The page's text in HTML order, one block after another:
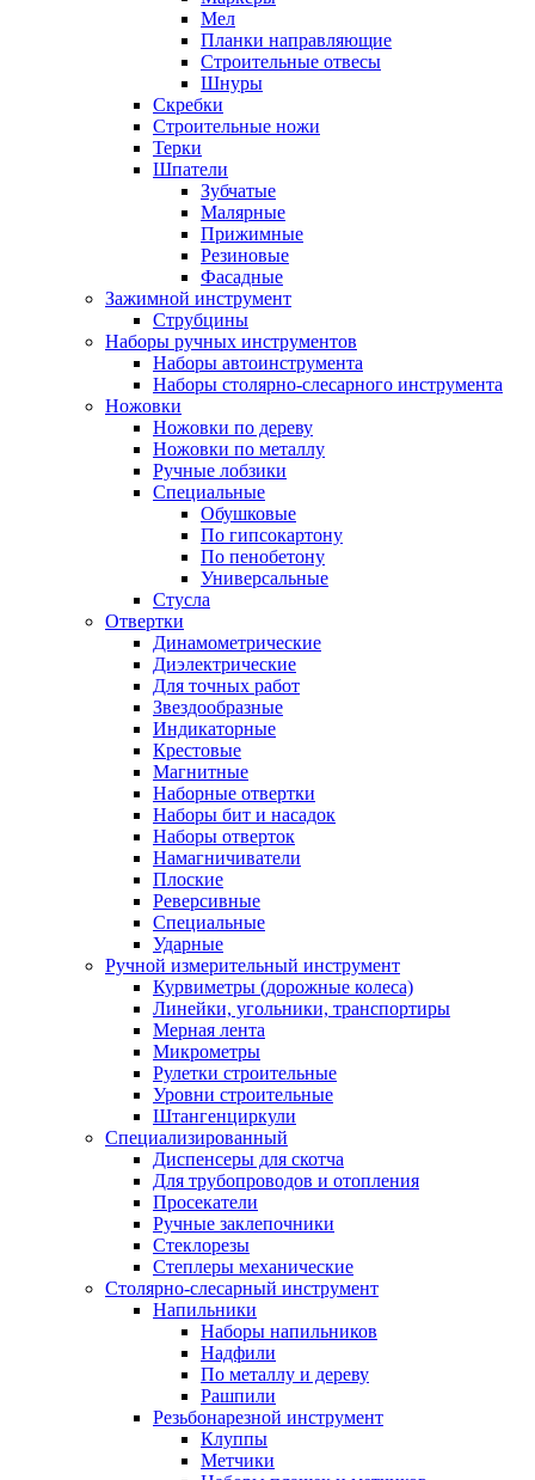
Мел
Планки направляющие
Строительные отвесы
Шнуры
Скребки
Строительные ножи
Терки
Шпатели
Зубчатые
Малярные
Прижимные
Резиновые
Фасадные
Зажимной инструмент
Струбцины
Наборы ручных инструментов
Наборы автоинструмента
Наборы столярно-слесарного инструмента
Ножовки
Ножовки по дереву
Ножовки по металлу
Ручные лобзики
Специальные
Обушковые
По гипсокартону
По пенобетону
Универсальные
Стусла
Отвертки
Динамометрические
Диэлектрические
Для точных работ
Звездообразные
Индикаторные
Крестовые
Магнитные
Наборные отвертки
Наборы бит и насадок
Наборы отверток
Намагничиватели
Плоские
Реверсивные
Специальные
Ударные
Ручной измерительный инструмент
Курвиметры (дорожные колеса)
Линейки, угольники, транспортиры
Мерная лента
Микрометры
Рулетки строительные
Уровни строительные
Штангенциркули
Специализированный
Диспенсеры для скотча
Для трубопроводов и отопления
Просекатели
Ручные заклепочники
Стеклорезы
Степлеры механические
Столярно-слесарный инструмент
Напильники
Наборы напильников
Надфили
По металлу и дереву
Рашпили
Резьбонарезной инструмент
Клуппы
Метчики